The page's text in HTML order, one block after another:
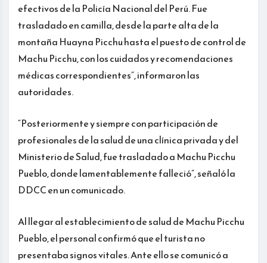
efectivos de la Policía Nacional del Perú. Fue
trasladado en camilla, desde la parte alta de la
montaña Huayna Picchu hasta el puesto de control de
Machu Picchu, con los cuidados y recomendaciones
médicas correspondientes”, informaron las
autoridades.
“Posteriormente y siempre con participación de
profesionales de la salud de una clínica privada y del
Ministerio de Salud, fue trasladado a Machu Picchu
Pueblo, donde lamentablemente falleció”, señaló la
DDCC en un comunicado.
Al llegar al establecimiento de salud de Machu Picchu
Pueblo, el personal confirmó que el turista no
presentaba signos vitales. Ante ello se comunicó a